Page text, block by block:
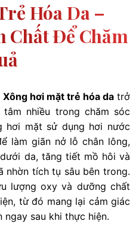
Hóa Da –
Chất Để Chăm
Xông hơi mặt trẻ hóa da trở
nhiều trong chăm sóc
hơi mặt sử dụng hơi nước
làm giãn nở lỗ chân lông,
da, tăng tiết mồ hôi và
nhờn tích tụ sâu bên trong.
lượng oxy và dưỡng chất
từ đó mang lại cảm giác
ngay sau khi thực hiện.